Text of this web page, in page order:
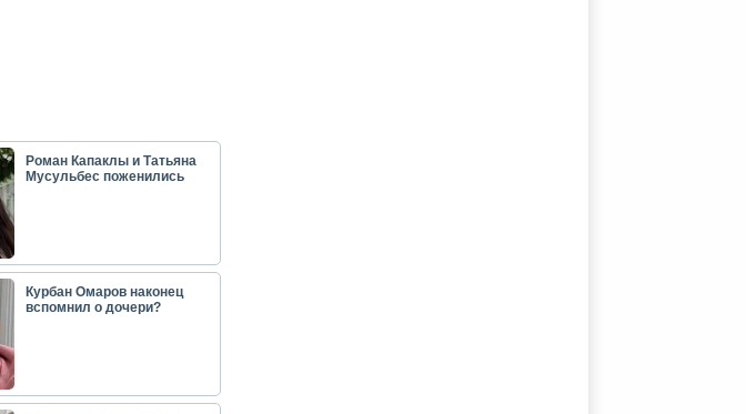
Роман Капаклы и Татьяна
Мусульбес поженились
Курбан Омаров наконец
вспомнил о дочери?